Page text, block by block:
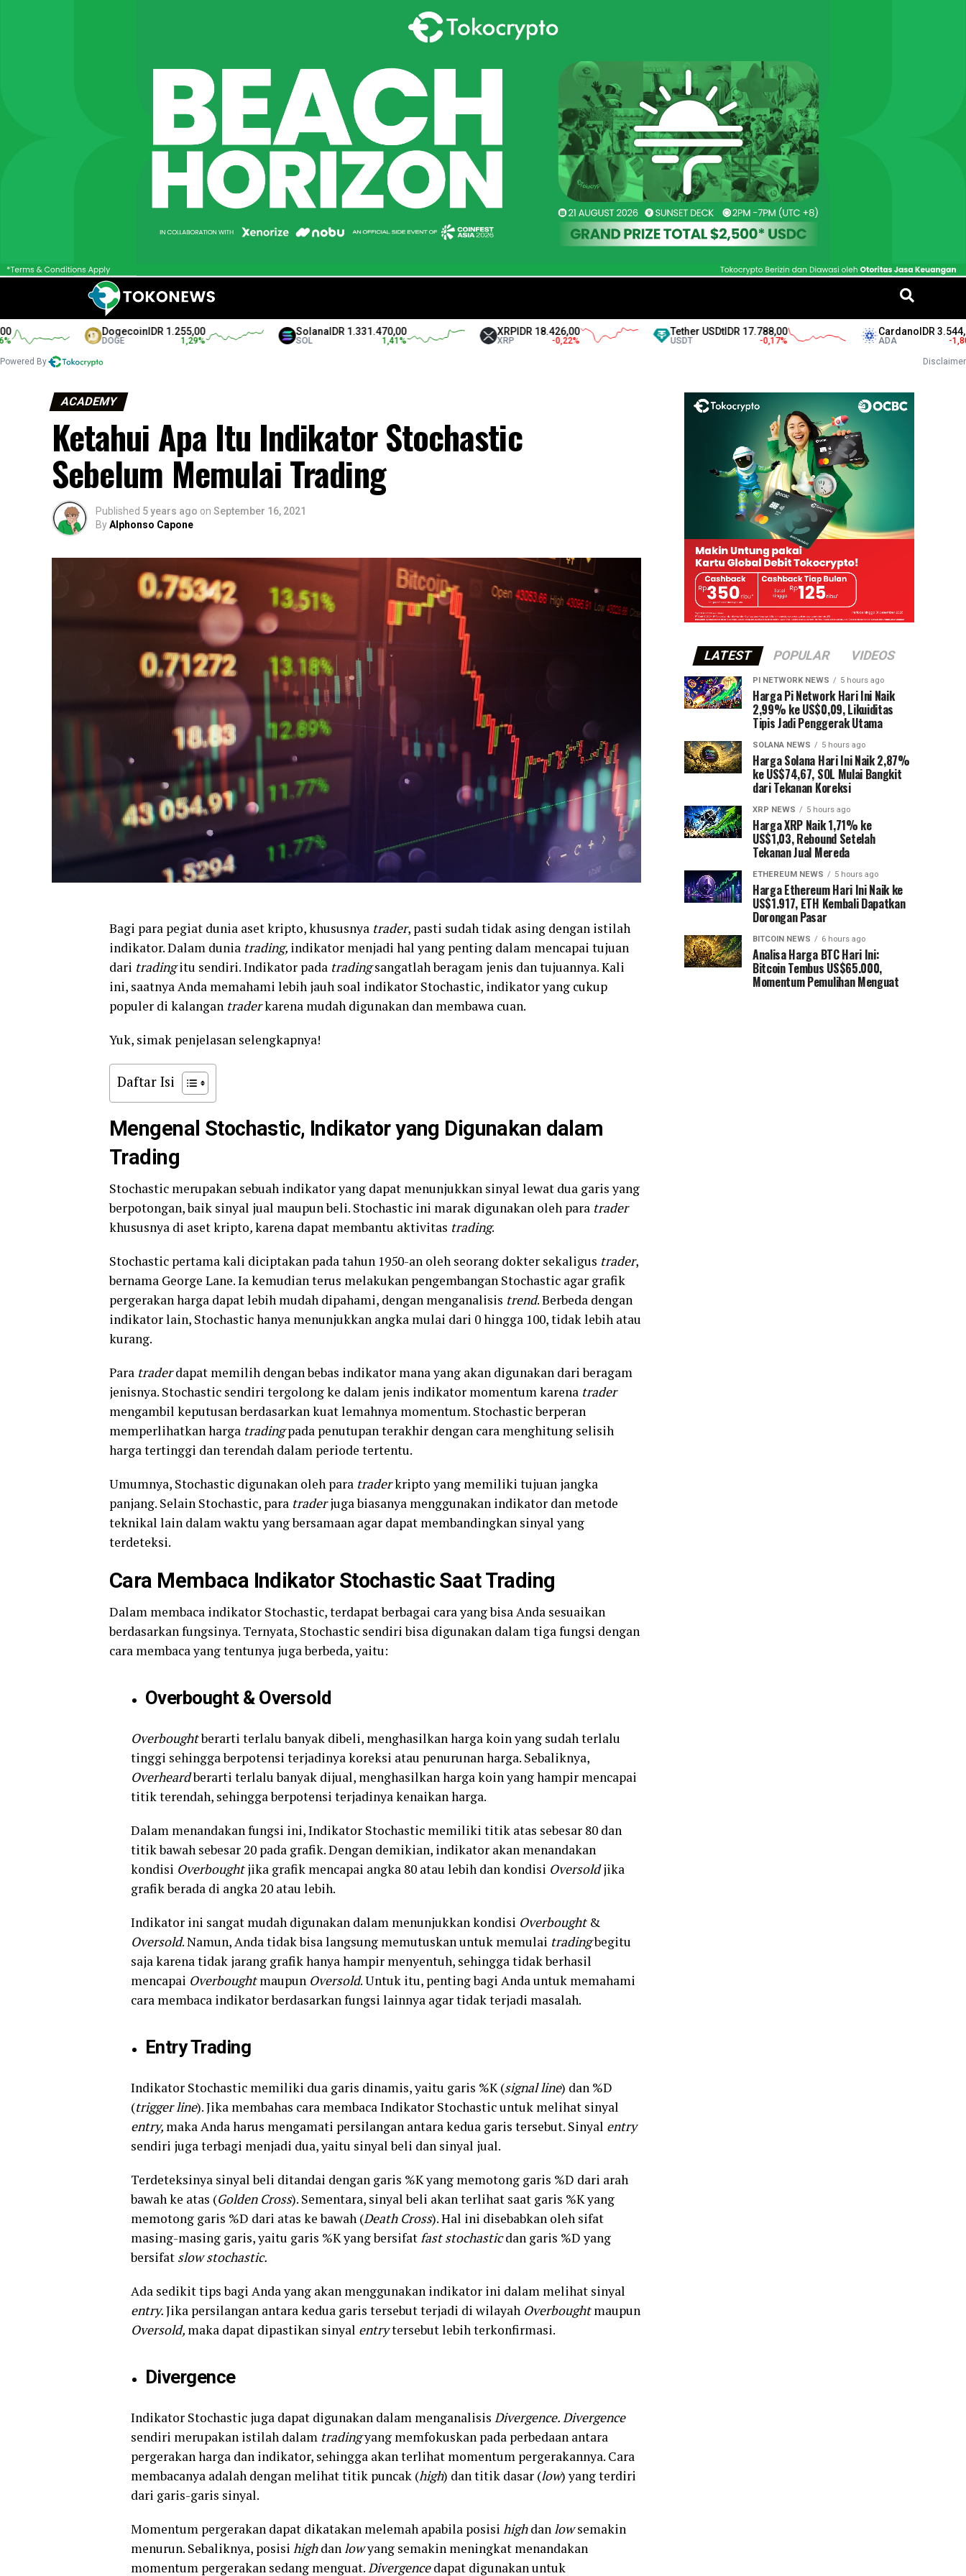
DogecoinIDR 1.255,00
DOGE
SolanaIDR 1.331.470,00 XRPIDR 18.426,00 Tether USDtIDR 17.788,00
USDT
CardanoIDR 3.544,00
ADA
Powered By Disclaimer
ACADEMY
Ketahui Apa Itu Indikator Stochastic
Sebelum Memulai Trading
Published 5 years ago on September 16, 2021
ByAlphonso Capone
Bagi para pegiat dunia aset kripto, khususnya trader, pasti sudah tidak asing dengan istilah
indikator. Dalam dunia trading, indikator menjadi hal yang penting dalam mencapai tujuan
dari tradingitu sendiri. Indikator pada tradingsangatlah beragam jenis dan tujuannya. Kali
ini, saatnya Anda memahami lebih jauh soal indikator Stochastic, indikator yang cukup
populer di kalangan traderkarena mudah digunakan dan membawa cuan.
Yuk, simak penjelasan selengkapnya!
Daftar Isi
Mengenal Stochastic, Indikator yang Digunakan dalam
Trading
Stochastic merupakan sebuah indikator yang dapat menunjukkan sinyal lewat dua garis yang
berpotongan, baik sinyal jual maupun beli. Stochastic ini marak digunakan oleh para trader
khususnya di aset kripto,karena dapat membantu aktivitas trading.
Stochastic pertama kali diciptakan pada tahun 1950-an oleh seorang dokter sekaligus trader,
bernama George Lane. Ia kemudian terus melakukan pengembangan Stochastic agar grafik
pergerakan harga dapat lebih mudah dipahami, dengan menganalisis trend. Berbeda dengan
indikator lain, Stochastic hanya menunjukkan angka mulai dari 0 hingga 100, tidak lebih atau
kurang.
Para traderdapat memilih dengan bebas indikator mana yang akan digunakan dari beragam
jenisnya. Stochastic sendiri tergolong ke dalam jenis indikator momentum karena trader
mengambil keputusan berdasarkan kuat lemahnya momentum. Stochastic berperan
memperlihatkan harga tradingpada penutupan terakhir dengan cara menghitung selisih
harga tertinggi dan terendah dalam periode tertentu.
Umumnya, Stochastic digunakan oleh para traderkripto yang memiliki tujuan jangka
panjang. Selain Stochastic, para traderjuga biasanya menggunakan indikator dan metode
teknikal lain dalam waktu yang bersamaan agar dapat membandingkan sinyal yang
terdeteksi.
Cara Membaca Indikator Stochastic Saat Trading
Dalam membaca indikator Stochastic, terdapat berbagai cara yang bisa Anda sesuaikan
berdasarkan fungsinya. Ternyata, Stochastic sendiri bisa digunakan dalam tiga fungsi dengan
cara membaca yang tentunya juga berbeda, yaitu:
Overbought & Oversold
Overboughtberarti terlalu banyak dibeli, menghasilkan harga koin yang sudah terlalu
tinggi sehingga berpotensi terjadinya koreksi atau penurunan harga. Sebaliknya,
Overheardberarti terlalu banyak dijual, menghasilkan harga koin yang hampir mencapai
titik terendah, sehingga berpotensi terjadinya kenaikan harga.
Dalam menandakan fungsi ini, Indikator Stochastic memiliki titik atas sebesar 80 dan
titik bawah sebesar 20 pada grafik. Dengan demikian, indikator akan menandakan
kondisi Overboughtjika grafik mencapai angka 80 atau lebih dan kondisi Oversoldjika
grafik berada di angka 20 atau lebih.
Indikator ini sangat mudah digunakan dalam menunjukkan kondisi Overbought &
Oversold. Namun, Anda tidak bisa langsung memutuskan untuk memulai tradingbegitu
saja karena tidak jarang grafik hanya hampir menyentuh, sehingga tidak berhasil
mencapai Overboughtmaupun Oversold. Untuk itu, penting bagi Anda untuk memahami
cara membaca indikator berdasarkan fungsi lainnya agar tidak terjadi masalah.
Entry Trading
Indikator Stochastic memiliki dua garis dinamis, yaitu garis %K (signal line) dan %D
(trigger line). Jika membahas cara membaca Indikator Stochastic untuk melihat sinyal
entry, maka Anda harus mengamati persilangan antara kedua garis tersebut. Sinyal entry
sendiri juga terbagi menjadi dua, yaitu sinyal beli dan sinyal jual.
Terdeteksinya sinyal beli ditandai dengan garis %K yang memotong garis %D dari arah
bawah ke atas (Golden Cross). Sementara, sinyal beli akan terlihat saat garis %K yang
memotong garis %D dari atas ke bawah (Death Cross). Hal ini disebabkan oleh sifat
masing-masing garis, yaitu garis %K yang bersifatfast stochasticdan garis %D yang
bersifat slow stochastic.
Ada sedikit tips bagi Anda yang akan menggunakan indikator ini dalam melihat sinyal
entry.Jika persilangan antara kedua garis tersebut terjadi di wilayah Overboughtmaupun
Oversold, maka dapat dipastikan sinyal entrytersebut lebih terkonfirmasi.
Divergence
Indikator Stochastic juga dapat digunakan dalam menganalisis Divergence. Divergence
sendiri merupakan istilah dalam tradingyang memfokuskan pada perbedaan antara
pergerakan harga dan indikator, sehingga akan terlihat momentum pergerakannya. Cara
membacanya adalah dengan melihat titik puncak (high) dan titik dasar (low) yang terdiri
dari garis-garis sinyal.
Momentum pergerakan dapat dikatakan melemah apabila posisi highdanlowsemakin
menurun. Sebaliknya, posisi highdanlowyang semakin meningkat menandakan
momentum pergerakan sedang menguat.Divergencedapat digunakan untuk
LATEST POPULAR VIDEOS
PI NETWORK NEWS 5 hours ago
Harga Pi Network Hari Ini Naik
2,99% ke US$0,09, Likuiditas
Tipis Jadi Penggerak Utama
SOLANA NEWS 5 hours ago
Harga Solana Hari Ini Naik 2,87%
ke US$74,67, SOL Mulai Bangkit
dari Tekanan Koreksi
XRP NEWS 5 hours ago
Harga XRP Naik 1,71% ke
US$1,03, Rebound Setelah
Tekanan Jual Mereda
ETHEREUM NEWS 5 hours ago
Harga Ethereum Hari Ini Naik ke
US$1.917, ETH Kembali Dapatkan
Dorongan Pasar
BITCOIN NEWS 6 hours ago
Analisa Harga BTC Hari Ini:
Bitcoin Tembus US$65.000,
Momentum Pemulihan Menguat